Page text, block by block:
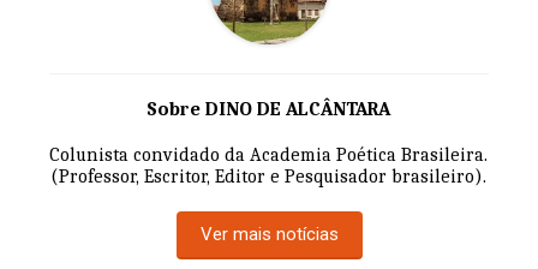
Sobre DINO DE ALCÂNTARA
Colunista convidado da Academia Poética Brasileira.
(Professor, Escritor, Editor e Pesquisador brasileiro).
Ver mais notícias